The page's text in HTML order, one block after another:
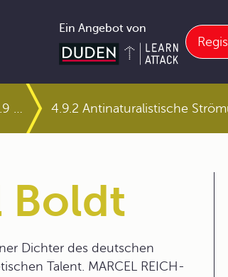
Ein Angebot von
4.9.2 Antinaturalistische
Boldt
Dichter des deutschen
Talent. MARCEL REICH-